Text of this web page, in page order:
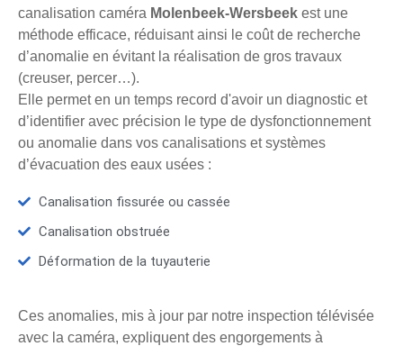
canalisation caméra Molenbeek-Wersbeek est une
méthode efficace, réduisant ainsi le coût de recherche
d’anomalie en évitant la réalisation de gros travaux
(creuser, percer…).
Elle permet en un temps record d'avoir un diagnostic et
d’identifier avec précision le type de dysfonctionnement
ou anomalie dans vos canalisations et systèmes
d’évacuation des eaux usées :
Canalisation fissurée ou cassée
Canalisation obstruée
Déformation de la tuyauterie
Ces anomalies, mis à jour par notre inspection télévisée
avec la caméra, expliquent des engorgements à